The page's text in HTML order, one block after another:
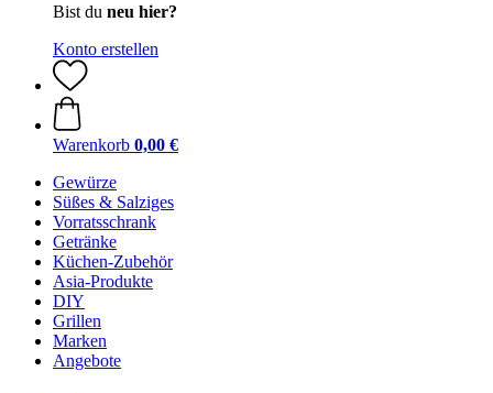
Bist du neu hier?
Konto erstellen
Warenkorb 0,00 €
Gewürze
Süßes & Salziges
Vorratsschrank
Getränke
Küchen-Zubehör
Asia-Produkte
DIY
Grillen
Marken
Angebote